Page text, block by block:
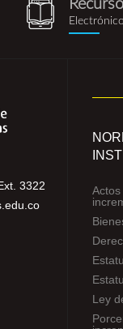
3322
Ley